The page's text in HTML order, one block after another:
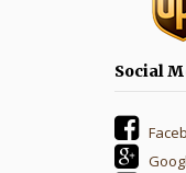
Social